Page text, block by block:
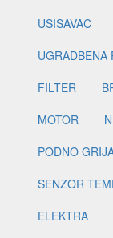
USISAVAČ
UGRADBENA
FILTER
MOTOR
PODNO
SENZOR
ELEKTRA